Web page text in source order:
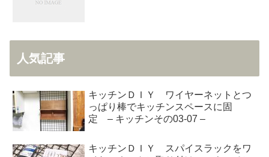
人気記事
キッチンＤＩＹ ワイヤーネットとつ
っぱり棒でキッチンスペースに固
定 – キッチンその03-07 –
キッチンＤＩＹ スパイスラックをワ